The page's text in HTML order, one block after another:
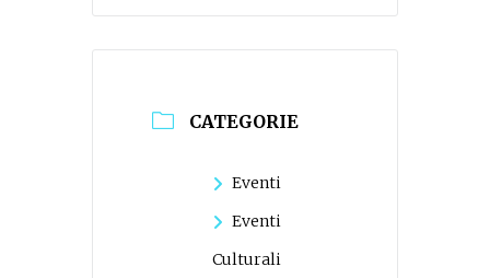
CATEGORIE
Eventi
Eventi
Culturali